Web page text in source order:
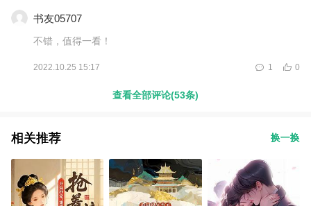
祝作者前程似锦，万事如意
段过渡有什么用。就算衬托出男主的深情，我感觉用在这里太
不妥了。男主前期那么牛逼，暴打云舒，到聂云霆出来搞事
了，屁都不敢放，什么垃圾啊？最后希望作者好好写，争取下
一步作品越来越高。
书友05707
不错，值得一看！
2022.10.25 15:17 0
1
查看全部评论(53条)
相关推荐 换一换